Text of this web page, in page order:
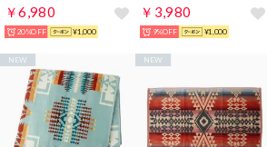
￥6,980
20%OFF ¥1,000
￥3,980
9%OFF ¥1,000
NEW NEW